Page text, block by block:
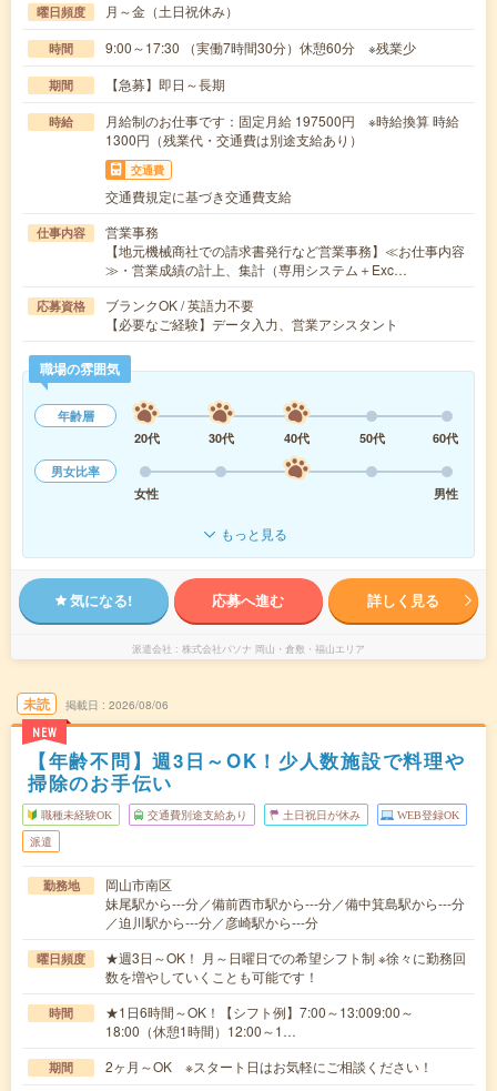
曜日頻度 月～金（土日祝休み）
時間 9:00～17:30 （実働7時間30分）休憩60分 ※残業少
期間 【急募】即日～長期
時給
月給制のお仕事です：固定月給 197500円 ※時給換算 時給
1300円（残業代・交通費は別途支給あり）
交通費
交通費規定に基づき交通費支給
仕事内容
営業事務
【地元機械商社での請求書発行など営業事務】≪お仕事内容
≫・営業成績の計上、集計（専用システム＋Exc…
応募資格
ブランクOK / 英語力不要
【必要なご経験】データ入力、営業アシスタント
職場の雰囲気
年齢層
20代
30代 40代 50代
60代
男女比率
女性
男性
もっと見る
気になる! 応募へ進む 詳しく見る
派遣会社 株式会社パソナ 岡山・倉敷・福山エリア
未読
NEW
掲載日 2026/08/06
【年齢不問】週3日～OK！少人数施設で料理や
掃除のお手伝い
職種未経験OK 交通費別途支給あり 土日祝日が休み WEB登録OK
派遣
勤務地
岡山市南区
妹尾駅から---分／備前西市駅から---分／備中箕島駅から---分
／迫川駅から---分／彦崎駅から---分
曜日頻度
★週3日～OK！ 月～日曜日での希望シフト制 ※徐々に勤務回
数を増やしていくことも可能です！
時間
★1日6時間～OK！【シフト例】7:00～13:009:00～
18:00（休憩1時間）12:00～1…
期間 2ヶ月～OK ※スタート日はお気軽にご相談ください！